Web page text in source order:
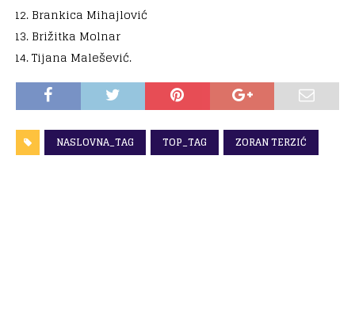
Brankica Mihajlović
Brižitka Molnar
Tijana Malešević.
NASLOVNA_TAG TOP_TAG ZORAN TERZIĆ